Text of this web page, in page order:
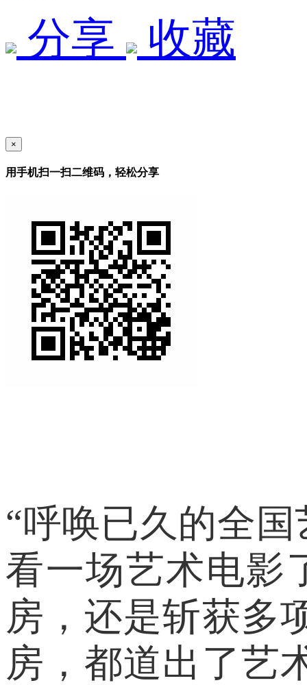
分享 收藏
×
用手机扫一扫二维码，轻松分享
“呼唤已久的全
看一场艺术电
房，还是斩获多
房，都道出了艺